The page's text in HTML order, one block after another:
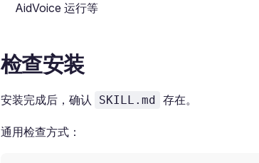
AidVoice 运行等
检查安装
安装完成后，确认 SKILL.md 存在。
通用检查方式：